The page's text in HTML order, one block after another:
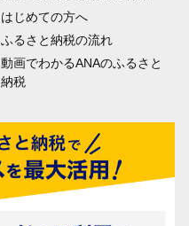
はじめての方へ
ふるさと納税の流れ
動画でわかるANAのふるさと
納税